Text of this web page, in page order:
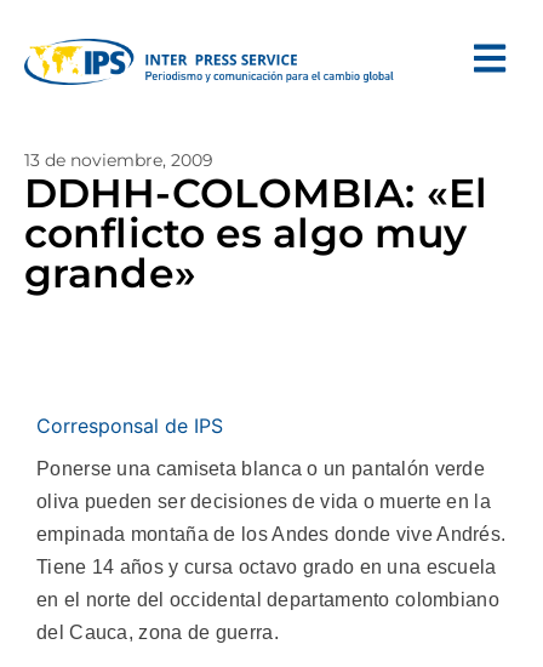
13 de noviembre, 2009
DDHH-COLOMBIA: «El
conflicto es algo muy
grande»
Corresponsal de IPS
Ponerse una camiseta blanca o un pantalón verde
oliva pueden ser decisiones de vida o muerte en la
empinada montaña de los Andes donde vive Andrés.
Tiene 14 años y cursa octavo grado en una escuela
en el norte del occidental departamento colombiano
del Cauca, zona de guerra.